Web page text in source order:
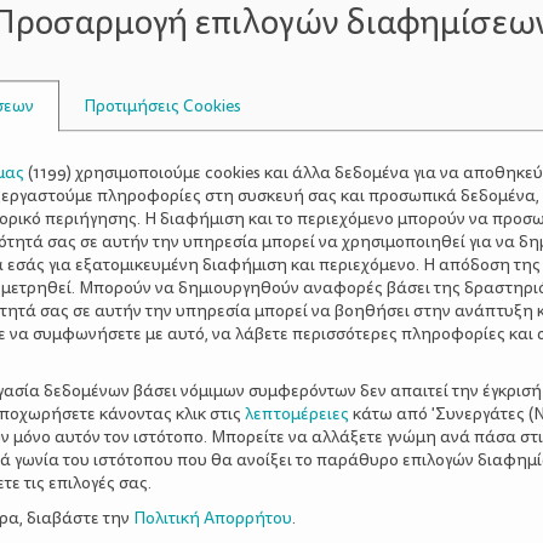
ιδανικές για να ξεκινήσει ένα παιδί να ασχολείται με τον
τα σπορ που οι περισσότεροι γονείς επιλέγουν για
χορό, μπαλέτο, ρυθμική ή ενόργανη.
ρόλο στην ενασχόλησή του με τα σπορ, είναι η
να αποφασίσει το ίδιο το παιδί τι σπορ θα
έχουν αποκτήσει πλέον αρκετές κινητικές
τον κατάλληλο συντονισμό, καλό θα είναι να
αυτή είναι κατάλληλα τόσο τα ομαδικά αθλήματα
κολύμβηση, ρυθμική, ενόργανη. Επίσης η ηλικία
μπορεί να δοκιμάσει και πιο περίπλοκα αθλήματα, μια
ικανότητες είναι καλά διαμορφωμένες και ο
επιλογών
Προτιμήσεις Cookies
(1199) χρησιμοποιούμε cookies και άλλα δεδομένα για να
πληροφορίες στη συσκευή σας και προσωπικά
περιήγησης. Η διαφήμιση και το περιεχόμενο μπορούν να
σας σε αυτήν την υπηρεσία μπορεί να χρησιμοποιηθεί για να
εσάς για εξατομικευμένη διαφήμιση και περιεχόμενο. Η απόδοση
Μπορούν να δημιουργηθούν αναφορές βάσει της
σας σε αυτήν την υπηρεσία μπορεί να βοηθήσει στην ανάπτυξη
να συμφωνήσετε με αυτό, να λάβετε περισσότερες πληροφορίες και
δεδομένων βάσει νόμιμων συμφερόντων δεν απαιτεί την
κάνοντας κλικ στις λεπτομέρειες κάτω από 'Συνεργάτες
μόνο αυτόν τον ιστότοπο. Μπορείτε να αλλάξετε γνώμη ανά πάσα
γωνία του ιστότοπου που θα ανοίξει το παράθυρο επιλογών
τις επιλογές σας.
διαβάστε την Πολιτική Απορρήτου.